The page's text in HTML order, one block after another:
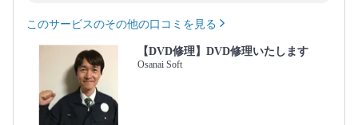
このサービスのその他の口コミを見る
【DVD修理】DVD修理いたします
Osanai Soft